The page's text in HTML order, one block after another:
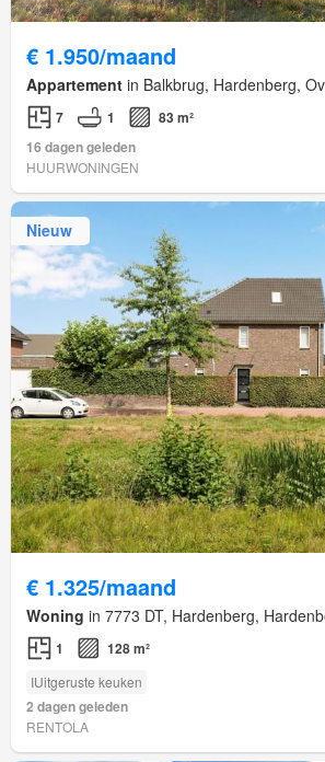
€ 1.950/maand
Appartement in Balkbrug, Hardenberg,
7 1
83 m²
16 dagen geleden
HUURWONINGEN
Nieuw
€ 1.325/maand
Woning in 7773 DT, Hardenberg,
1 128 m²
IUitgeruste keuken
2 dagen geleden
RENTOLA